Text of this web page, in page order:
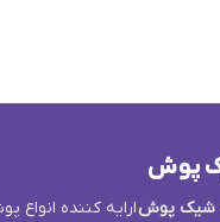
پوش
شیک پوشارایه کننده انواع